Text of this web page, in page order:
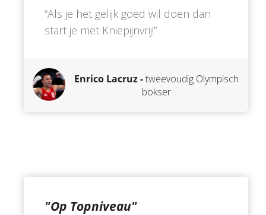
“Als je het gelijk goed wil doen dan
start je met Kniepijnvrij!”
Enrico Lacruz -tweevoudig Olympisch
bokser
"Op Topniveau"